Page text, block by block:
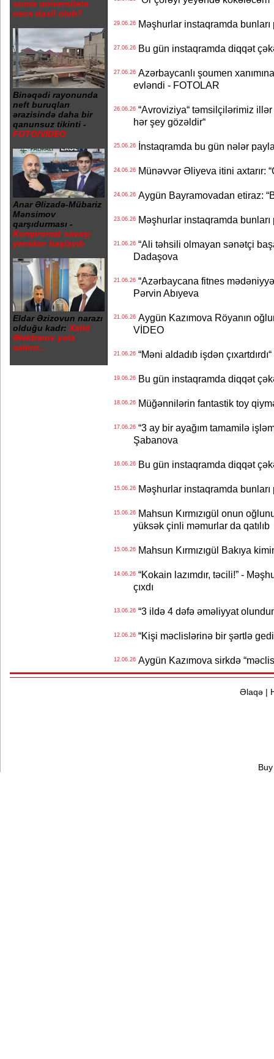
sonra universitetə
necə daxil olub?
Binəqədi rayonunda
neft buruqları
ərazisində daha bir
qanunsuz tikinti -
FOTO/VİDEO
Anar Əlizadə-Mübariz
Mənsimov
qarşıdurması -
Kompromat savaşı
yenidən başlayıb
Eldar Əzizovun narazı
olduğu kadr: Xalid
Ələkbərov yola
salınır...
29.06.26Məşhurlar instaqramda bunları
27.06.26Bu gün instaqramda diqqət
27.06.26Azərbaycanlı şoumen
evləndi - FOTOLAR
26.06.26“Avroviziya“ təmsilçilərimiz illər
hər şey gözəldir“
25.06.26İnstaqramda bu gün nələr
24.06.26Münəvvər Əliyeva itini axtarır:
24.06.26Aygün Bayramovadan etiraz:
23.06.26Məşhurlar instaqramda bunları
21.06.26“Ali təhsili olmayan sənətçi
Dadaşova
21.06.26“Azərbaycana fitnes
Pərvin Abıyeva
21.06.26Aygün Kazımova Röyanın
VİDEO
21.06.26“Məni aldadıb işdən
19.06.26Bu gün instaqramda diqqət
18.06.26Müğənnilərin fantastik toy
17.06.26“3 ay bir ayağım tamamilə
Şabanova
16.06.26Bu gün instaqramda diqqət
15.06.26Məşhurlar instaqramda bunları
15.06.26Mahsun Kırmızıgül onun
yüksək çinli məmurlar da qatılıb
15.06.26Mahsun Kırmızıgül Bakıya
14.06.26“Kokain lazımdır, təcili!” -
çıxdı
13.06.26“3 ildə 4 dəfə əməliyyat
12.06.26“Kişi məclislərinə bir şərtlə
12.06.26Aygün Kazımova sirkdə
Əlaqə|